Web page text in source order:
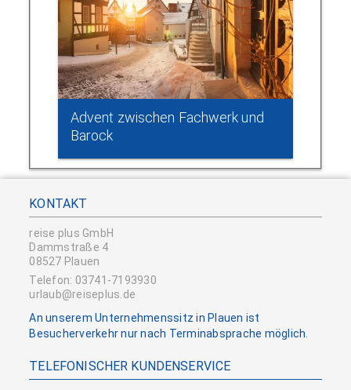
Advent zwischen Fachwerk und
Barock
KONTAKT
reise plus GmbH
Dammstraße 4
08527 Plauen
Telefon: 03741-7193930
urlaub@reiseplus.de
An unserem Unternehmenssitz in Plauen ist
Besucherverkehr nur nach Terminabsprache möglich.
TELEFONISCHER KUNDENSERVICE